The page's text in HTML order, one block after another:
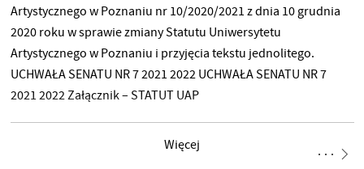
Artystycznego w Poznaniu nr 10/2020/2021 z dnia 10 grudnia
2020 roku w sprawie zmiany Statutu Uniwersytetu
Artystycznego w Poznaniu i przyjęcia tekstu jednolitego.
UCHWAŁA SENATU NR 7 2021 2022 UCHWAŁA SENATU NR 7
2021 2022 Załącznik – STATUT UAP
Więcej